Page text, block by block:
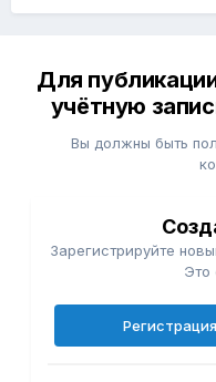
Для
учётную
Вы должны быть
Зарегистрируйте
Это